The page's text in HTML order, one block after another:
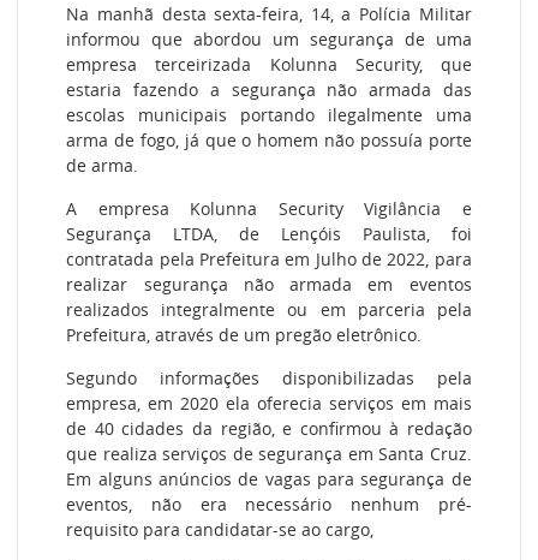
Na manhã desta sexta-feira, 14, a Polícia Militar
informou que abordou um segurança de uma
empresa terceirizada Kolunna Security, que
estaria fazendo a segurança não armada das
escolas municipais portando ilegalmente uma
arma de fogo, já que o homem não possuía porte
de arma.
A empresa Kolunna Security Vigilância e
Segurança LTDA, de Lençóis Paulista, foi
contratada pela Prefeitura em Julho de 2022, para
realizar segurança não armada em eventos
realizados integralmente ou em parceria pela
Prefeitura, através de um pregão eletrônico.
Segundo informações disponibilizadas pela
empresa, em 2020 ela oferecia serviços em mais
de 40 cidades da região, e confirmou à redação
que realiza serviços de segurança em Santa Cruz.
Em alguns anúncios de vagas para segurança de
eventos, não era necessário nenhum pré-
requisito para candidatar-se ao cargo,